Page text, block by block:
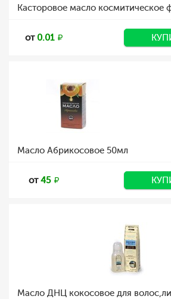
Касторовое масло космитическое
от 0.01
Масло Абрикосовое 50мл
от45
Масло ДНЦ кокосовое для